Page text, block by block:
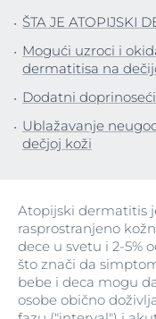
ŠTA JE ATOPIJSKI
Mogući uzroci i
dermatitisa na
Dodatni
Ublažavanje
dečjoj koži
Atopijski dermatitis
rasprostranjeno
dece u svetu i 2-5%
što znači da
bebe i deca mogu
osobe obično